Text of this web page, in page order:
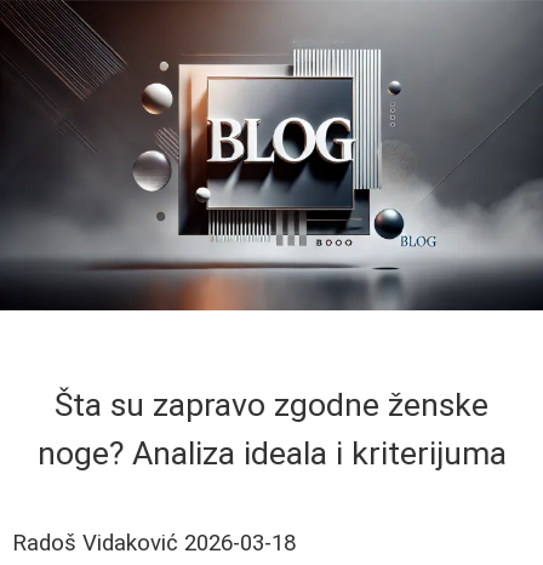
Šta su zapravo zgodne ženske
noge? Analiza ideala i kriterijuma
Radoš Vidaković 2026-03-18